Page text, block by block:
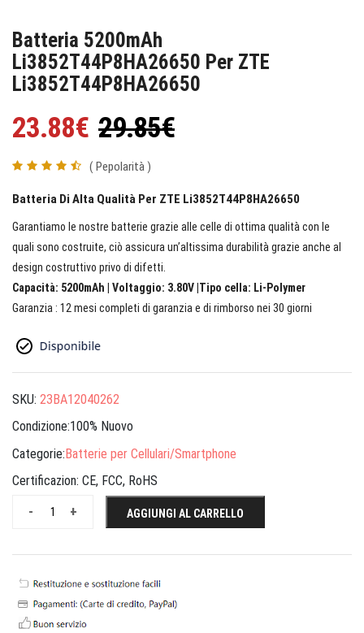
Batteria 5200mAh
Li3852T44P8HA26650 Per ZTE
Li3852T44P8HA26650
23.88€ 29.85€
( Pepolarità )
Batteria Di Alta Qualità Per ZTE Li3852T44P8HA26650
Garantiamo le nostre batterie grazie alle celle di ottima qualità con le
quali sono costruite, ciò assicura un’altissima durabilità grazie anche al
design costruttivo privo di difetti.
Capacità: 5200mAh | Voltaggio: 3.80V |Tipo cella: Li-Polymer
Garanzia : 12 mesi completi di garanzia e di rimborso nei 30 giorni
SKU: 23BA12040262
Condizione:100% Nuovo
Categorie:Batterie per Cellulari/Smartphone
Certificazion: CE, FCC, RoHS
+
- AGGIUNGI AL CARRELLO